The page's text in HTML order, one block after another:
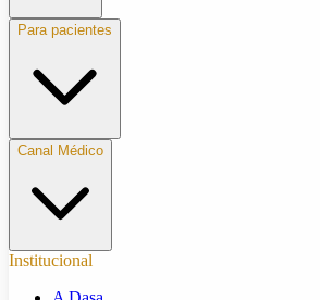
Para pacientes
Canal Médico
Institucional